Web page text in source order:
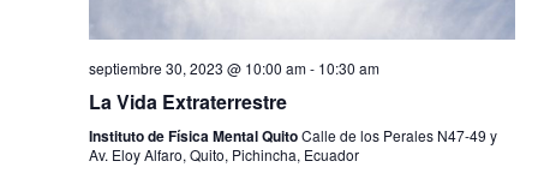
septiembre 30, 2023 @ 10:00 am- 10:30 am
La Vida Extraterrestre
Instituto de Física Mental QuitoCalle de los Perales N47-49 y
Av. Eloy Alfaro, Quito, Pichincha, Ecuador